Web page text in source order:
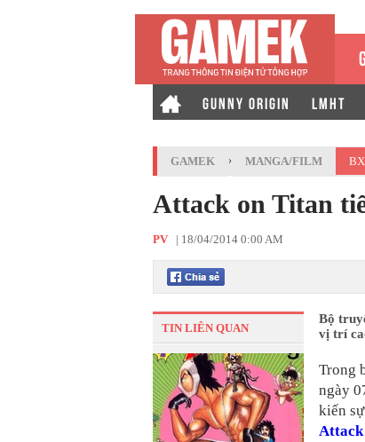
GUNNY ORIGIN LMHT
GAMEK › MANGA/FILM
Attack on Titan
PV | 18/04/2014 0:00 AM
TIN LIÊN QUAN
Bộ
vị trí
Trong
ngày
kiến